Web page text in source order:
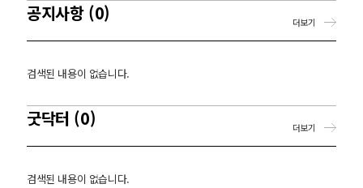
공지사항 (0)
검색된 내용이 없습니다.
더보기
굿닥터 (0)
검색된 내용이 없습니다.
더보기